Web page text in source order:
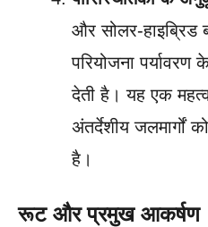
और सोलर-
परियोजना
देती है। यह एक
अंतर्देशीय जलमार्गों
है।
रूट और प्रमुख आकर्षण